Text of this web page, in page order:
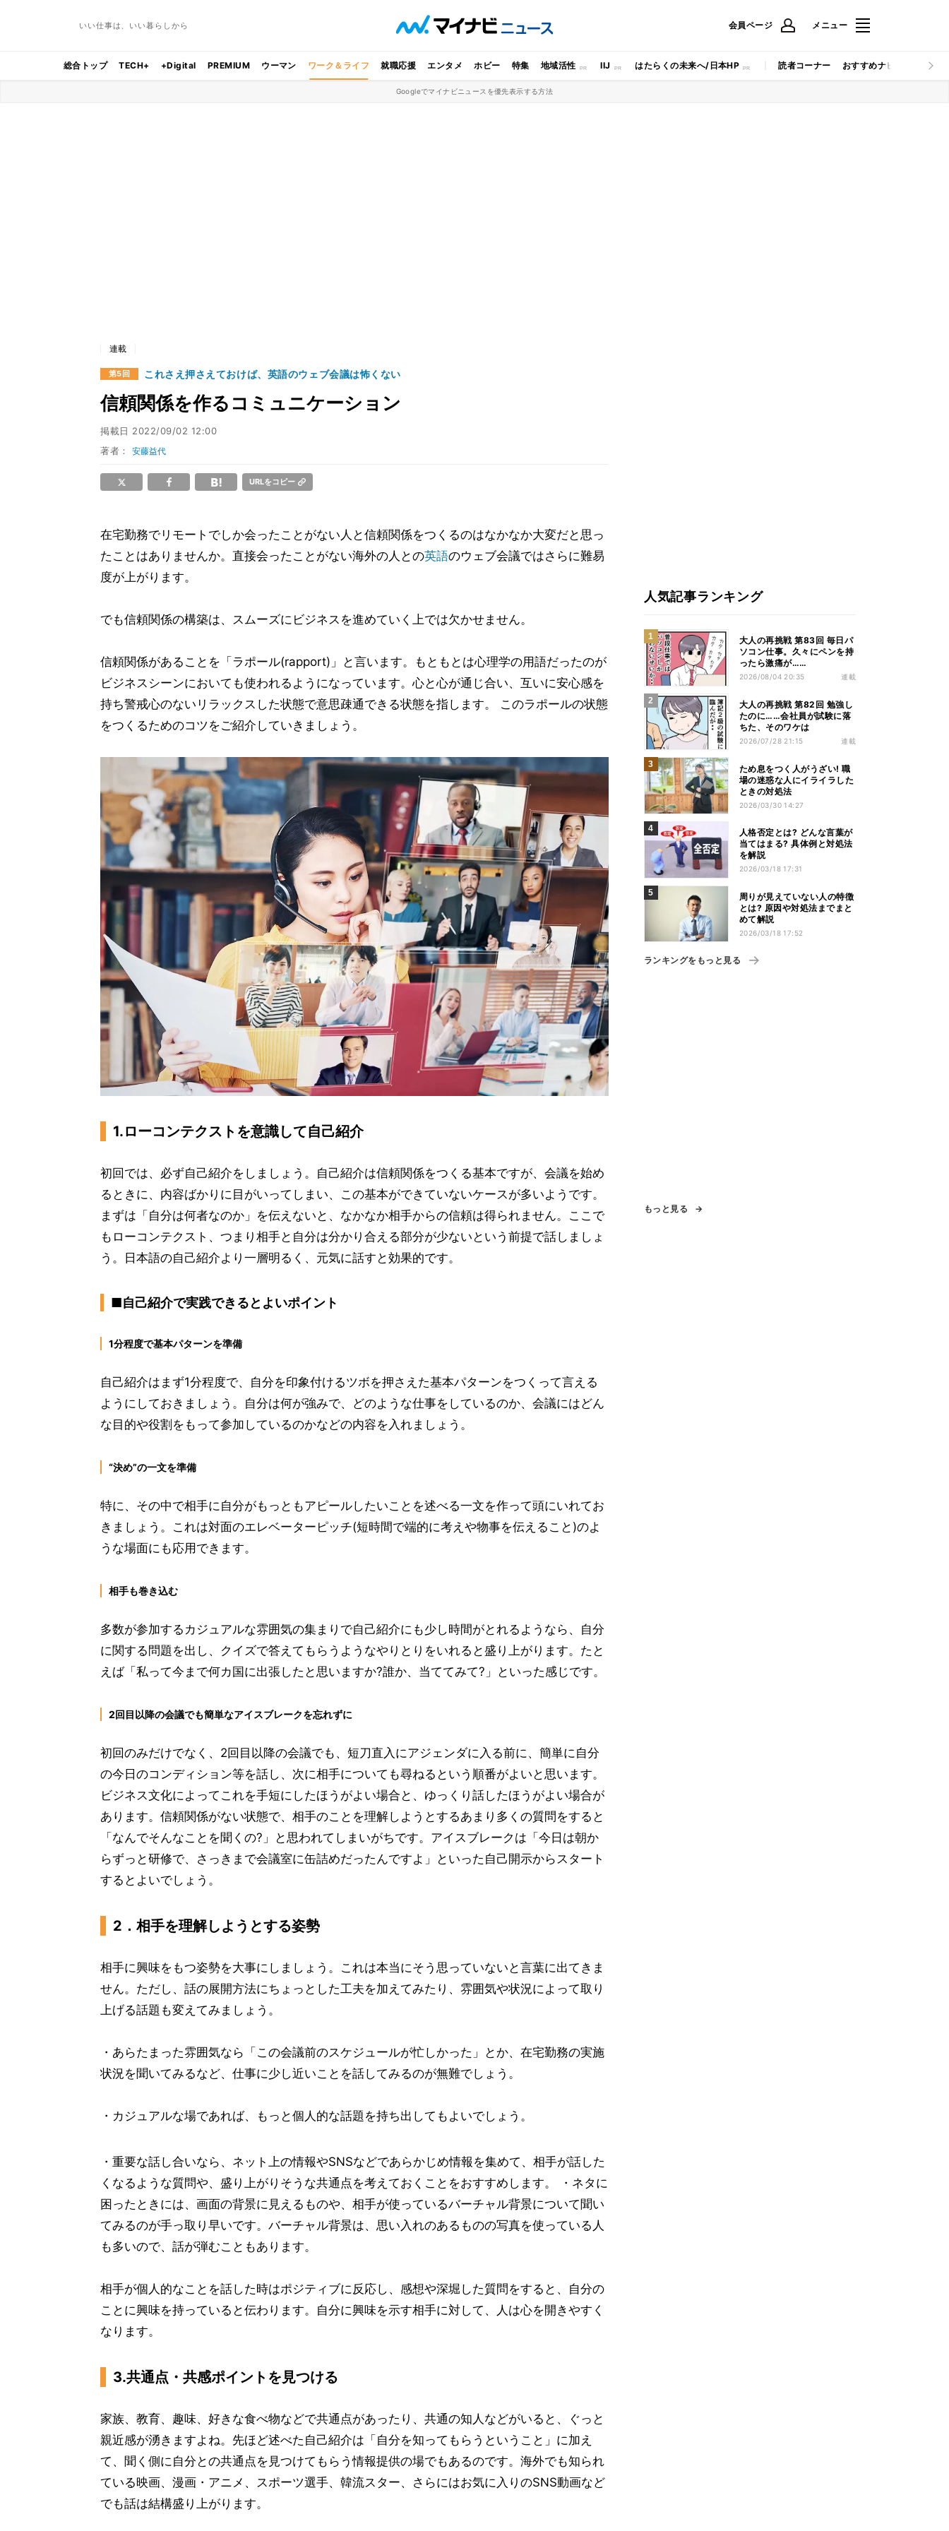
いい仕事は、いい暮らしから 会員ページ メニュー
総合トップ TECH+ +Digital PREMIUM ウーマン ワーク＆ライフ 就職応援 エンタメ ホビー 特集 地域活性 IIJ はたらくの未来へ/日本HP 読者コーナー おすすめナビ マイナビ
Googleでマイナビニュースを優先表示する方法
連載
第5回 これさえ押さえておけば、英語のウェブ会議は怖くない
信頼関係を作るコミュニケーション
掲載日 2022/09/02 12:00
著者：安藤益代
URLをコピー
在宅勤務でリモートでしか会ったことがない人と信頼関係をつくるのはなかなか大変だと思っ
たことはありませんか。直接会ったことがない海外の人との英語のウェブ会議ではさらに難易
度が上がります。
でも信頼関係の構築は、スムーズにビジネスを進めていく上では欠かせません。
信頼関係があることを「ラポール(rapport)」と言います。もともとは心理学の用語だったのが
ビジネスシーンにおいても使われるようになっています。心と心が通じ合い、互いに安心感を
持ち警戒心のないリラックスした状態で意思疎通できる状態を指します。 このラポールの状態
をつくるためのコツをご紹介していきましょう。
1.ローコンテクストを意識して自己紹介
初回では、必ず自己紹介をしましょう。自己紹介は信頼関係をつくる基本ですが、会議を始め
るときに、内容ばかりに目がいってしまい、この基本ができていないケースが多いようです。
まずは「自分は何者なのか」を伝えないと、なかなか相手からの信頼は得られません。ここで
もローコンテクスト、つまり相手と自分は分かり合える部分が少ないという前提で話しましょ
う。日本語の自己紹介より一層明るく、元気に話すと効果的です。
■自己紹介で実践できるとよいポイント
1分程度で基本パターンを準備
自己紹介はまず1分程度で、自分を印象付けるツボを押さえた基本パターンをつくって言える
ようにしておきましょう。自分は何が強みで、どのような仕事をしているのか、会議にはどん
な目的や役割をもって参加しているのかなどの内容を入れましょう。
“決め”の一文を準備
特に、その中で相手に自分がもっともアピールしたいことを述べる一文を作って頭にいれてお
きましょう。これは対面のエレベーターピッチ(短時間で端的に考えや物事を伝えること)のよ
うな場面にも応用できます。
相手も巻き込む
多数が参加するカジュアルな雰囲気の集まりで自己紹介にも少し時間がとれるようなら、自分
に関する問題を出し、クイズで答えてもらうようなやりとりをいれると盛り上がります。たと
えば「私って今まで何カ国に出張したと思いますか?誰か、当ててみて?」といった感じです。
2回目以降の会議でも簡単なアイスブレークを忘れずに
初回のみだけでなく、2回目以降の会議でも、短刀直入にアジェンダに入る前に、簡単に自分
の今日のコンディション等を話し、次に相手についても尋ねるという順番がよいと思います。
ビジネス文化によってこれを手短にしたほうがよい場合と、ゆっくり話したほうがよい場合が
あります。信頼関係がない状態で、相手のことを理解しようとするあまり多くの質問をすると
「なんでそんなことを聞くの?」と思われてしまいがちです。アイスブレークは「今日は朝か
らずっと研修で、さっきまで会議室に缶詰めだったんですよ」といった自己開示からスタート
するとよいでしょう。
2．相手を理解しようとする姿勢
相手に興味をもつ姿勢を大事にしましょう。これは本当にそう思っていないと言葉に出てきま
せん。ただし、話の展開方法にちょっとした工夫を加えてみたり、雰囲気や状況によって取り
上げる話題も変えてみましょう。
・あらたまった雰囲気なら「この会議前のスケジュールが忙しかった」とか、在宅勤務の実施
状況を聞いてみるなど、仕事に少し近いことを話してみるのが無難でしょう。
・カジュアルな場であれば、もっと個人的な話題を持ち出してもよいでしょう。
・重要な話し合いなら、ネット上の情報やSNSなどであらかじめ情報を集めて、相手が話した
くなるような質問や、盛り上がりそうな共通点を考えておくことをおすすめします。 ・ネタに
困ったときには、画面の背景に見えるものや、相手が使っているバーチャル背景について聞い
てみるのが手っ取り早いです。バーチャル背景は、思い入れのあるものの写真を使っている人
も多いので、話が弾むこともあります。
相手が個人的なことを話した時はポジティブに反応し、感想や深堀した質問をすると、自分の
ことに興味を持っていると伝わります。自分に興味を示す相手に対して、人は心を開きやすく
なります。
3.共通点・共感ポイントを見つける
家族、教育、趣味、好きな食べ物などで共通点があったり、共通の知人などがいると、ぐっと
親近感が湧きますよね。先ほど述べた自己紹介は「自分を知ってもらうということ」に加え
て、聞く側に自分との共通点を見つけてもらう情報提供の場でもあるのです。海外でも知られ
ている映画、漫画・アニメ、スポーツ選手、韓流スター、さらにはお気に入りのSNS動画など
でも話は結構盛り上がります。
人気記事ランキング
大人の再挑戦 第83回 毎日パ
ソコン仕事。久々にペンを持
ったら激痛が……
2026/08/04 20:35 連載
大人の再挑戦 第82回 勉強し
たのに……会社員が試験に落
ちた、そのワケは
2026/07/28 21:15 連載
ため息をつく人がうざい! 職
場の迷惑な人にイライラした
ときの対処法
2026/03/30 14:27
人格否定とは? どんな言葉が
当てはまる? 具体例と対処法
を解説
2026/03/18 17:31
周りが見えていない人の特徴
とは? 原因や対処法までまと
めて解説
2026/03/18 17:52
ランキングをもっと見る
もっと見る